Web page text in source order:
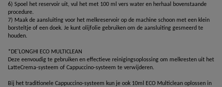
6) Spoel het reservoir uit, vul het met 100 ml vers water en herhaal bovenstaande
procedure.
7) Maak de aansluiting voor het melkreservoir op de machine schoon met een klein
borsteltje of een doek. Je kunt olijfolie gebruiken om de aansluiting gesmeerd te
houden.
*DE'LONGHI ECO MULTICLEAN
Deze eenvoudig te gebruiken en effectieve reinigingsoplossing om melkresten uit het
LatteCrema-systeem of Cappuccino-systeem te verwijderen.
Bij het traditionele Cappuccino-systeem kun je ook 10ml ECO Multiclean oplossen in